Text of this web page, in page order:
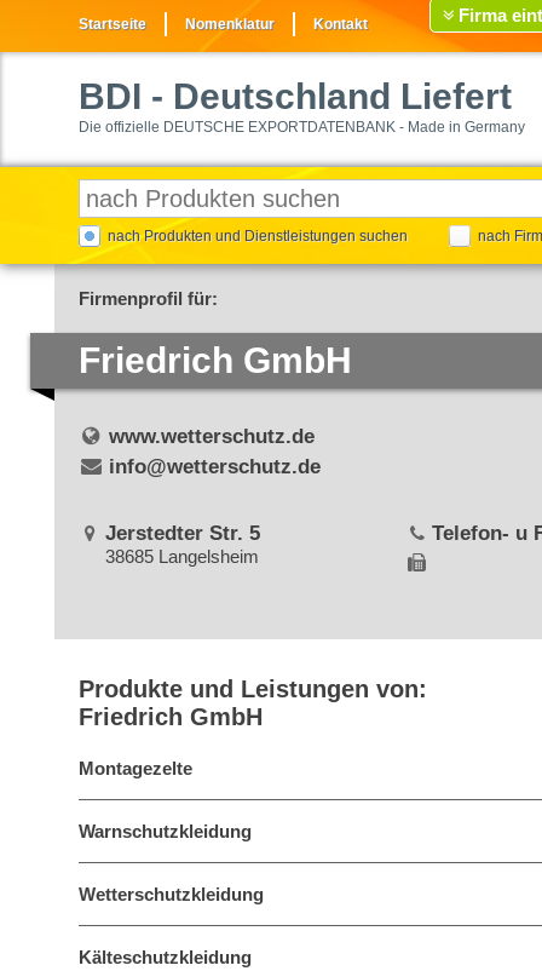
Startseite Nomenklatur Kontakt Firma
BDI - Deutschland Liefert
Die offizielle DEUTSCHE EXPORTDATENBANK - Made in Germany
nach Produkten und Dienstleistungen suchen nach
Firmenprofil für:
Friedrich GmbH
www.wetterschutz.de
info@wetterschutz.de
Jerstedter Str. 5
38685 Langelsheim
Telefon- u
Produkte und Leistungen von:
Friedrich GmbH
Montagezelte
Warnschutzkleidung
Wetterschutzkleidung
Kälteschutzkleidung